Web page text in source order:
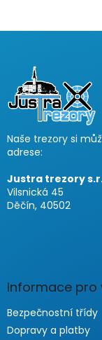
e
Naše trezory si
adrese:
Justra trezory
Vilsnická 45
Děčín, 40502
Informace pro
Bezpečnostní třídy
Dopravy a platby